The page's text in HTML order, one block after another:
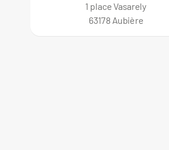
1 place Vasarely
63178 Aubière